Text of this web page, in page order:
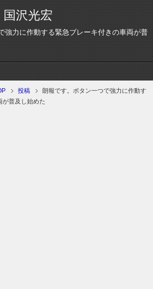
国沢光宏
強力に作動する緊急ブレーキ付きの車両が普
投稿
朗報です。ボタン一つで強力に作動す
が普及し始めた